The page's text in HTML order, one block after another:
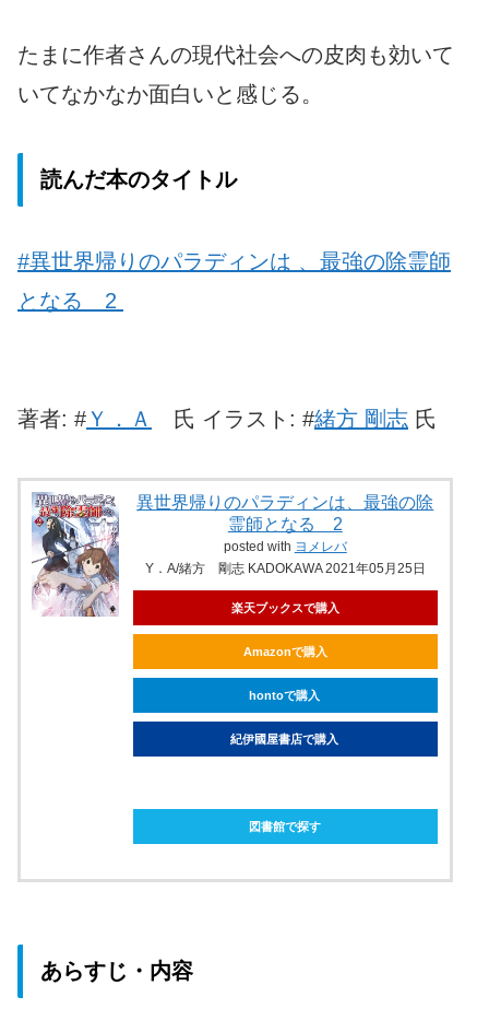
たまに作者さんの現代社会への皮肉も効いて
いてなかなか面白いと感じる。
読んだ本のタイトル
#異世界帰りのパラディンは 、最強の除霊師
となる 2
著者: #Ｙ．Ａ 氏 イラスト: #緒方 剛志 氏
異世界帰りのパラディンは、最強の除
霊師となる 2
posted with ヨメレバ
Y．A/緒方 剛志 KADOKAWA 2021年05月25日
楽天ブックスで購入
Amazonで購入
hontoで購入
紀伊國屋書店で購入
図書館で探す
あらすじ・内容